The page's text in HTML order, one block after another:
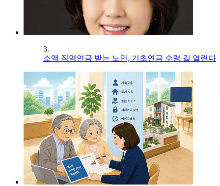
3.
소액 직역연금 받는 노인, 기초연금 수령 길 열린다